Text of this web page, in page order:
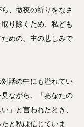
、徹夜の祈りをなさ
り除くため、私ども
めの、主の悲しみで
話の中にも溢れてい
ながら、「あなたの
」と言われたとき、
と私は信じていま